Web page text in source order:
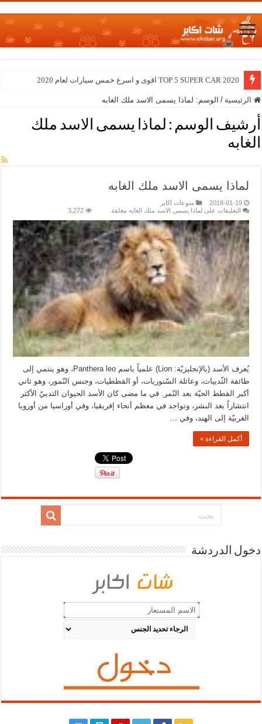
TOP 5 SUPER CAR 2020 اقوى و اسرع خمس سيارات لعام 2020
الرئيسية / الوسم: لماذا يسمى الاسد ملك الغابه
أرشيف الوسم : لماذا يسمى الاسد ملك
الغابه
لماذا يسمى الاسد ملك الغابه
2018-01-19
منوعات اكابر
التعليقات على لماذا يسمى الاسد ملك الغابه مغلقة 3,272
يُعرف الأسد (بالإنجليزيّة: Lion) علمياً باسم Panthera leo، وهو ينتمي إلى
طائفة الثّدييات، وعائلة السّنوريات، أو القططيات، وجنس النّمور، وهو ثاني
أكبر القطط الحيّة بعد النّمر. في ما مضى كان الأسد الحيوان الثدييّ الأكثر
انتشاراً بعد البشر، وتواجد في معظم أنحاء إفريقيا، وفي أوراسيا من أوروبا
الغربيّة إلى الهند، وفي …
أكمل القراءة »
دخول الدردشة